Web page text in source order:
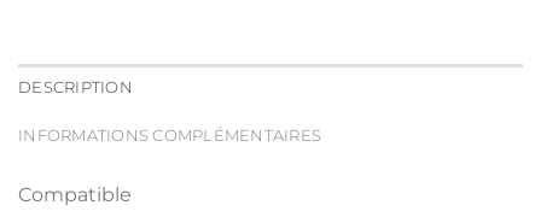
DESCRIPTION
INFORMATIONS COMPLÉMENTAIRES
Compatible